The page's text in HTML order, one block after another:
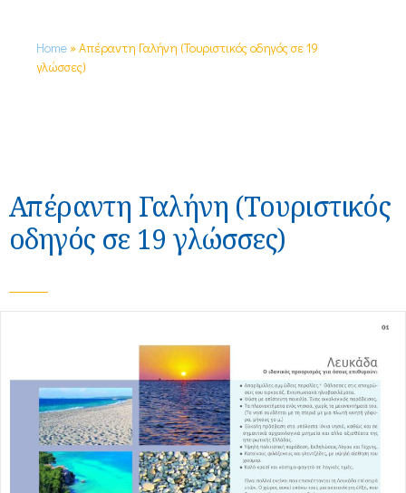
Home »Απέραντη Γαλήνη (Τουριστικός οδηγός σε 19
γλώσσες)
Απέραντη Γαλήνη (Τουριστικός
οδηγός σε 19 γλώσσες)